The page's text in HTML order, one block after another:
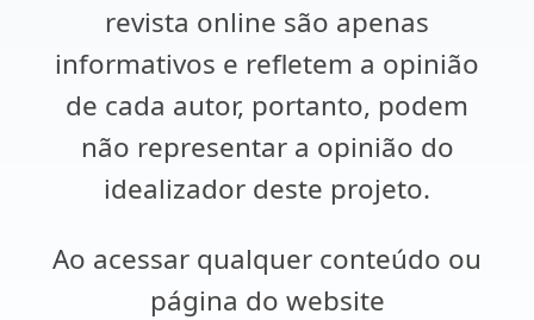
revista online são apenas
informativos e refletem a opinião
de cada autor, portanto, podem
não representar a opinião do
idealizador deste projeto.
Ao acessar qualquer conteúdo ou
página do website